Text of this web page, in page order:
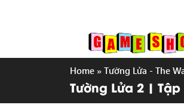
Home » Tường Lửa - The
Tường Lửa 2 |